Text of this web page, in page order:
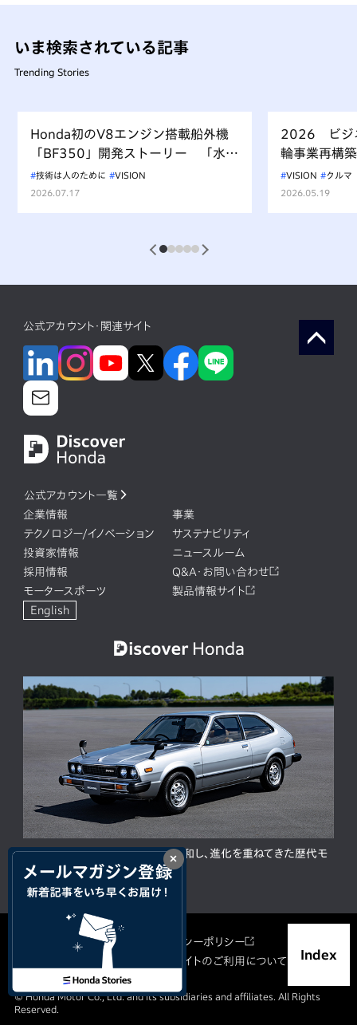
×
Index
いま検索されている記事
Trending Stories
Honda初のV8エンジン搭載船外機
「BF350」開発ストーリー 「水上
を走るもの、水を汚すべからず」を
受け継ぐ挑戦
技術は人のために
VISION
2026.07.17
2026 ビジ
輪事業再構
VISION
クルマ
2026.05.19
1 2 3 4 5
公式アカウント・関連サイト
公式アカウント一覧
企業情報
事業
テクノロジー/イノベーション
サステナビリティ
投資家情報
ニュースルーム
採用情報
Q&A・お問い合わせ
モータースポーツ
製品情報サイト
English
ACCORD 50周年。人と時代に調和し、進化を重ねてきた歴代モ
デルの歩み
サイトマップ
プライバシーポリシー
ソーシャルメディア利用規約
サイトのご利用について
© Honda Motor Co., Ltd. and its subsidiaries and affiliates. All Rights
Reserved.